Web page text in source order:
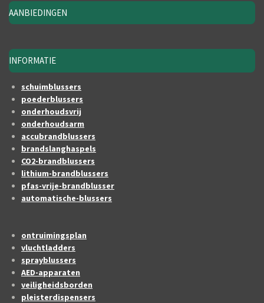
AANBIEDINGEN
INFORMATIE
schuimblussers
poederblussers
onderhoudsvrij
onderhoudsarm
accubrandblussers
brandslanghaspels
CO2-brandblussers
lithium-brandblussers
pfas-vrije-brandblusser
automatische-blussers
ontruimingsplan
vluchtladders
sprayblussers
AED-apparaten
veiligheidsborden
pleisterdispensers